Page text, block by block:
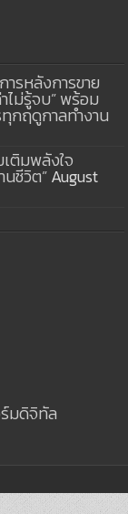
ารหลังการขาย
ไม่รู้จบ” พร้อม
กฤดูกาลทำงาน
ติมพลังใจ
ชีวิต”August
มดิจิทัล